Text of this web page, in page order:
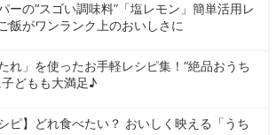
ーの“スゴい調味料”「塩レモン」簡単活用レ
飯がワンランク上のおいしさに
れ」を使ったお手軽レシピ集！“絶品おうち
子どもも大満足♪
シピ】どれ食べたい？ おいしく映える「うち